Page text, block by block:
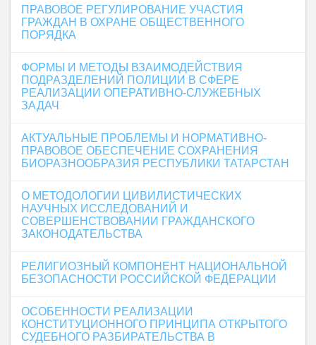
ПРАВОВОЕ РЕГУЛИРОВАНИЕ УЧАСТИЯ
ГРАЖДАН В ОХРАНЕ ОБЩЕСТВЕННОГО
ПОРЯДКА
ФОРМЫ И МЕТОДЫ ВЗАИМОДЕЙСТВИЯ
ПОДРАЗДЕЛЕНИЙ ПОЛИЦИИ В СФЕРЕ
РЕАЛИЗАЦИИ ОПЕРАТИВНО-СЛУЖЕБНЫХ
ЗАДАЧ
АКТУАЛЬНЫЕ ПРОБЛЕМЫ И НОРМАТИВНО-
ПРАВОВОЕ ОБЕСПЕЧЕНИЕ СОХРАНЕНИЯ
БИОРАЗНООБРАЗИЯ РЕСПУБЛИКИ ТАТАРСТАН
О МЕТОДОЛОГИИ ЦИВИЛИСТИЧЕСКИХ
НАУЧНЫХ ИССЛЕДОВАНИЙ И
СОВЕРШЕНСТВОВАНИИ ГРАЖДАНСКОГО
ЗАКОНОДАТЕЛЬСТВА
РЕЛИГИОЗНЫЙ КОМПОНЕНТ НАЦИОНАЛЬНОЙ
БЕЗОПАСНОСТИ РОССИЙСКОЙ ФЕДЕРАЦИИ
ОСОБЕННОСТИ РЕАЛИЗАЦИИ
КОНСТИТУЦИОННОГО ПРИНЦИПА ОТКРЫТОГО
СУДЕБНОГО РАЗБИРАТЕЛЬСТВА В